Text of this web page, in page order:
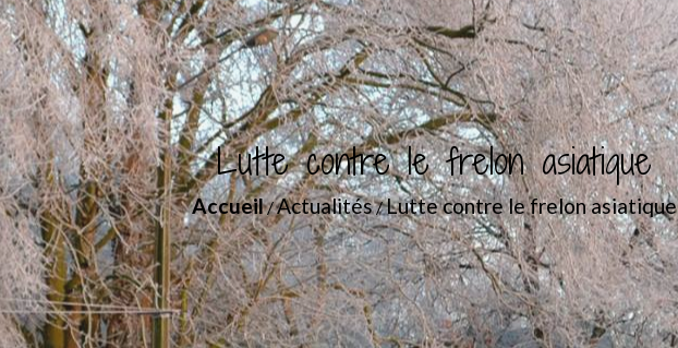
Lutte contre le frelon asiatique
Accueil/Actualités/Lutte contre le frelon asiatique